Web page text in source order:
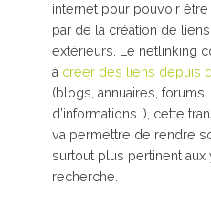
internet pour pouvoir
par de la création de
extérieurs. Le netlinking
à créer des liens depuis
(blogs, annuaires,
d’informations…), cette
va permettre de rendre
surtout plus pertinent
recherche.